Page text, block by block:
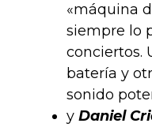
«máquina
siempre lo
conciertos.
batería y
sonido
y Daniel